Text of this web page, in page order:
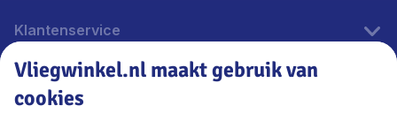
Klantenservice
Vliegwinkel.nl
Vliegwinkel.nl maakt gebruik van
cookies